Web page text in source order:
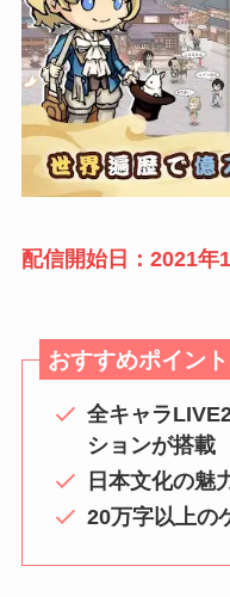
配信開始日：2021年
おすすめポイント
全キャラ
ションが搭載
日本文化の魅
20万字以上の